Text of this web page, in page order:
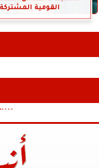
القومية المشتركة